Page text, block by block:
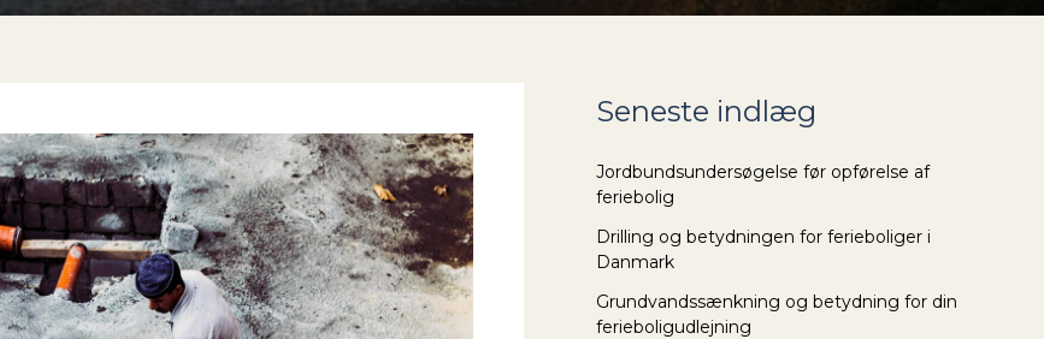
Seneste indlæg
Jordbundsundersøgelse før opførelse af
feriebolig
Drilling og betydningen for ferieboliger i
Danmark
Grundvandssænkning og betydning for din
ferieboligudlejning